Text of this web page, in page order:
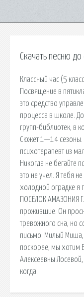
Скачать песню
Классный час (5
Посвящение в
это средство
процесса в школе.
групп-библиотек, в
Сюжет 1—14 сезоны.
психотерапевт из
Никогда не бегайте
это не учел. Я тебя
холодной оградке
ПОСЁЛОК АМАЗОНИЯ
прожившие. Он
тревожного сна, но
письмо! Милый Миша,
поскорее, мы хотим
Алексеевны Лосевой,
когда.